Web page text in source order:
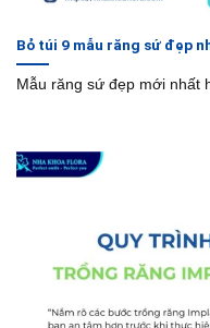
Bỏ túi 9 mẫu răng sứ đẹp
Mẫu răng sứ đẹp mới nhất